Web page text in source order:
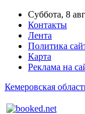
Суббота, 8
Контакты
Лента
Политика
Карта
Реклама на
Кемеровская